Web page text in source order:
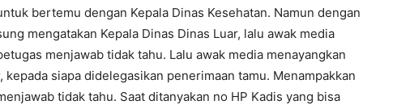
bertemu dengan Kepala Dinas Kesehatan. Namun dengan
mengatakan Kepala Dinas Dinas Luar, lalu awak media
menjawab tidak tahu. Lalu awak media menayangkan
kepada siapa didelegasikan penerimaan tamu. Menampakkan
tidak tahu. Saat ditanyakan no HP Kadis yang bisa